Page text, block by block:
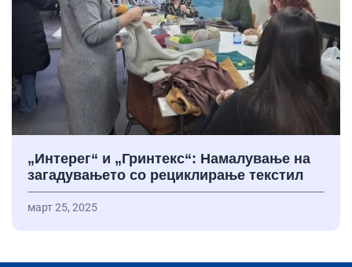
„Интерег“ и „Гринтекс“: Намалување на
загадувањето со рециклирање текстил
март 25, 2025